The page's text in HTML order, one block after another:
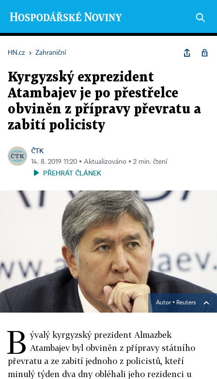
HN.cz › Zahraniční
Kyrgyzský exprezident
Atambajev je po přestřelce
obviněn z přípravy převratu a
zabití policisty
ČTK
14. 8. 2019 11:20 ▪ Aktualizováno ▪ 2 min. čtení
PŘEHRÁT ČLÁNEK
Autor ▪ Reuters
B ývalý kyrgyzský prezident Almazbek
Atambajev byl obviněn z přípravy státního
převratu a ze zabití jednoho z policistů, kteří
minulý týden dva dny obléhali jeho rezidenci u